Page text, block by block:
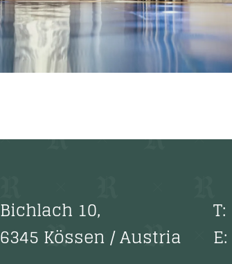
Bichlach 10,
6345 Kössen/Austria
T:
E: